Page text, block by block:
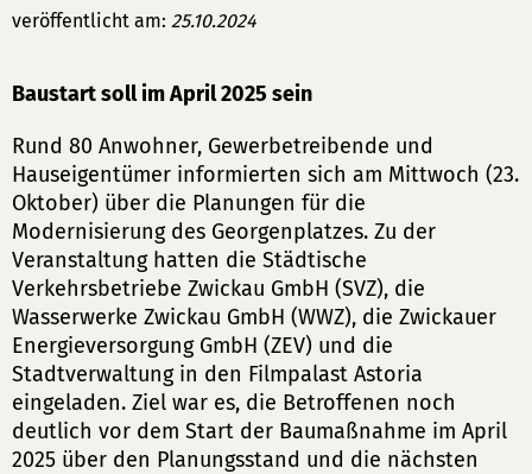
veröffentlicht am: 25.10.2024
Baustart soll im April 2025 sein
Rund 80 Anwohner, Gewerbetreibende und
Hauseigentümer informierten sich am Mittwoch (23.
Oktober) über die Planungen für die
Modernisierung des Georgenplatzes. Zu der
Veranstaltung hatten die Städtische
Verkehrsbetriebe Zwickau GmbH (SVZ), die
Wasserwerke Zwickau GmbH (WWZ), die Zwickauer
Energieversorgung GmbH (ZEV) und die
Stadtverwaltung in den Filmpalast Astoria
eingeladen. Ziel war es, die Betroffenen noch
deutlich vor dem Start der Baumaßnahme im April
2025 über den Planungsstand und die nächsten